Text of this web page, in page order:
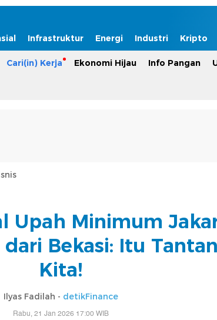
Infrastruktur Energi Industri Kripto
Cari(in) Kerja Ekonomi Hijau Info Pangan
Upah Minimum
Bekasi: Itu
Kita!
Ilyas Fadilah - detikFinance
Rabu, 21 Jan 2026 17:00 WIB